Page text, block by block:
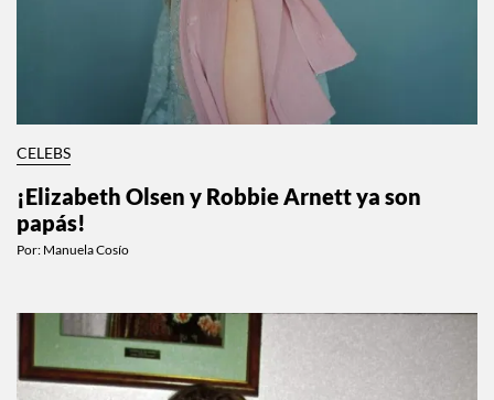
CELEBS
papás!
Manuela Cosío